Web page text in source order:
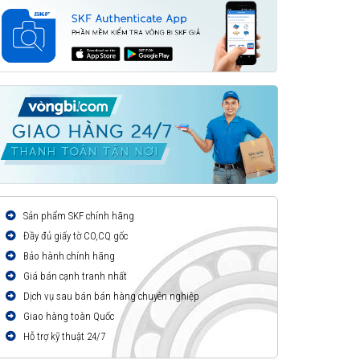
Sản phẩm SKF chính hãng
Đầy đủ giấy tờ CO,CQ gốc
Bảo hành chính hãng
Giá bán cạnh tranh nhất
Dịch vụ sau bán bán hàng chuyên nghiệp
Giao hàng toàn Quốc
Hỗ trợ kỹ thuật 24/7